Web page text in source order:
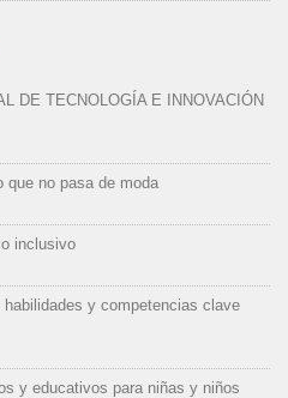
DE TECNOLOGÍA E INNOVACIÓN
que no pasa de moda
inclusivo
y competencias clave
y educativos para niñas y niños